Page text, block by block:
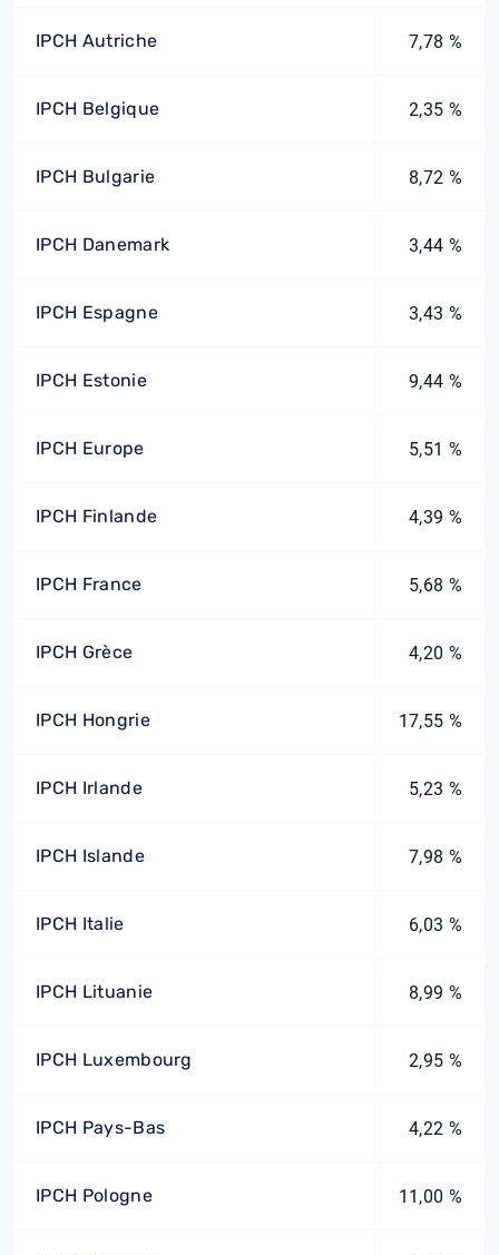
IPCH Autriche 7,78 %
IPCH Belgique 2,35 %
IPCH Bulgarie 8,72 %
IPCH Danemark 3,44 %
IPCH Espagne 3,43 %
IPCH Estonie 9,44 %
IPCH Europe 5,51 %
IPCH Finlande 4,39 %
IPCH France 5,68 %
IPCH Grèce 4,20 %
IPCH Hongrie 17,55 %
IPCH Irlande 5,23 %
IPCH Islande 7,98 %
IPCH Italie 6,03 %
IPCH Lituanie 8,99 %
IPCH Luxembourg 2,95 %
IPCH Pays-Bas 4,22 %
IPCH Pologne 11,00 %